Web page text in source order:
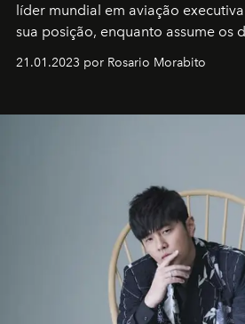
líder mundial em aviação
sua posição, enquanto assume os
21.01.2023 por Rosario Morabito